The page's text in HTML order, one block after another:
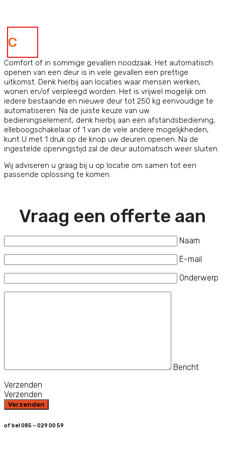
C
Comfort of in sommige gevallen noodzaak. Het automatisch
openen van een deur is in vele gevallen een prettige
uitkomst. Denk hierbij aan locaties waar mensen werken,
wonen en/of verpleegd worden. Het is vrijwel mogelijk om
iedere bestaande en nieuwe deur tot 250 kg eenvoudige te
automatiseren. Na de juiste keuze van uw
bedieningselement, denk hierbij aan een afstandsbediening,
elleboogschakelaar of 1 van de vele andere mogelijkheden,
kunt U met 1 druk op de knop uw deuren openen. Na de
ingestelde openingstijd zal de deur automatisch weer sluiten.
Wij adviseren u graag bij u op locatie om samen tot een
passende oplossing te komen.
Vraag een offerte aan
Naam
E-mail
Onderwerp
Bericht
Verzenden
Verzenden
of bel 085 – 029 00 59